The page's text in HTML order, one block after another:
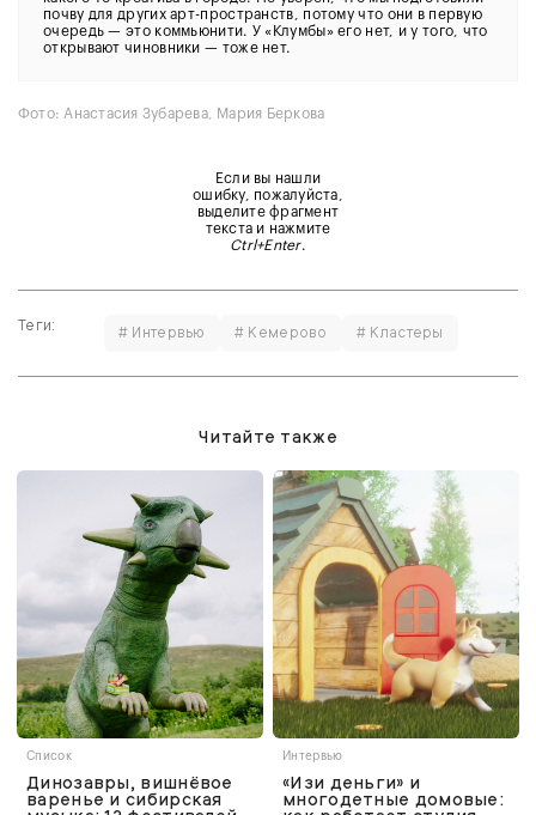
почву для других арт-пространств, потому что они в первую
очередь — это коммьюнити. У «Клумбы» его нет, и у того, что
открывают чиновники — тоже нет.
Фото: Анастасия Зубарева, Мария Беркова
Если вы нашли
ошибку, пожалуйста,
выделите фрагмент
текста и нажмите
Ctrl+Enter.
Теги: # Интервью # Кемерово # Кластеры
Читайте также
Список
Динозавры, вишнёвое
варенье и сибирская
Интервью
«Изи деньги» и
многодетные домовые: